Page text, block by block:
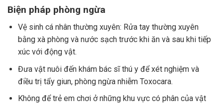
Biện pháp phòng ngừa
Vệ sinh cá nhân thường xuyên: Rửa tay thường xuyên
bằng xà phòng và nước sạch trước khi ăn và sau khi tiếp
xúc với động vật.
Đưa vật nuôi đến khám bác sĩ thú y để xét nghiệm và
điều trị tẩy giun, phòng ngừa nhiễm Toxocara.
Không để trẻ em chơi ở những khu vực có phân của vật